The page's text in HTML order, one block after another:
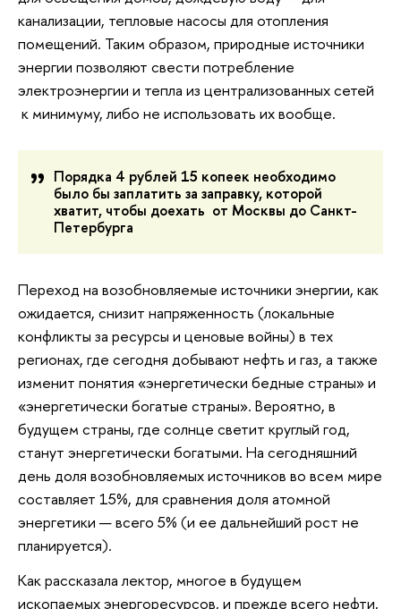
канализации, тепловые насосы для отопления
помещений. Таким образом, природные источники
энергии позволяют свести потребление
электроэнергии и тепла из централизованных сетей
к минимуму, либо не использовать их вообще.
Порядка 4 рублей 15 копеек необходимо
было бы заплатить за заправку, которой
хватит, чтобы доехать от Москвы до Санкт-
Петербурга
Переход на возобновляемые источники энергии, как
ожидается, снизит напряженность (локальные
конфликты за ресурсы и ценовые войны) в тех
регионах, где сегодня добывают нефть и газ, а также
изменит понятия «энергетически бедные страны» и
«энергетически богатые страны». Вероятно, в
будущем страны, где солнце светит круглый год,
станут энергетически богатыми. На сегодняшний
день доля возобновляемых источников во всем мире
составляет 15%, для сравнения доля атомной
энергетики — всего 5% (и ее дальнейший рост не
планируется).
Как рассказала лектор, многое в будущем
ископаемых энергоресурсов, и прежде всего нефти,